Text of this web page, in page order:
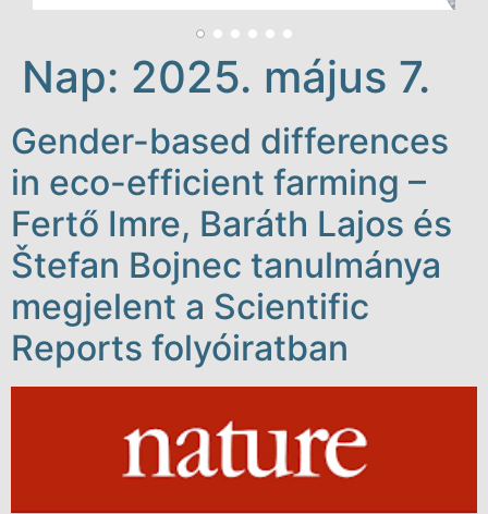
Nap: 2025. május 7.
Gender-based differences
in eco-efficient farming –
Fertő Imre, Baráth Lajos és
Štefan Bojnec tanulmánya
megjelent a Scientific
Reports folyóiratban